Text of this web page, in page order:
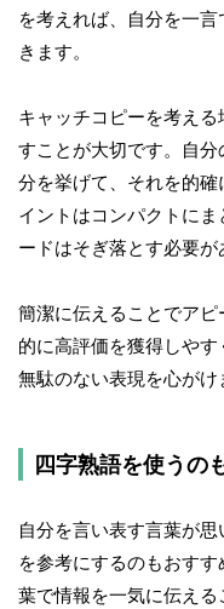
を考えれば、自分を一
きます。
キャッチコピーを考え
すことが大切です。自
分を挙げて、それを的
イントはコンパクトに
ードはそぎ落とす必要が
簡潔に伝えることでア
的に高評価を獲得しやす
無駄のない表現を心がけ
四字熟語を使うの
自分を言い表す言葉が
を参考にするのもおす
葉で情報を一気に伝え